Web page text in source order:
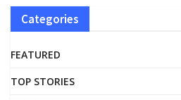
Categories
FEATURED
TOP STORIES